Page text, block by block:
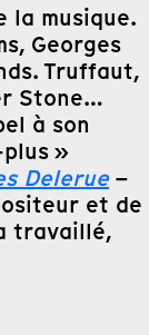
la musique.
Georges
Truffaut,
Stone…
à son
»
Delerue–
et de
travaillé,